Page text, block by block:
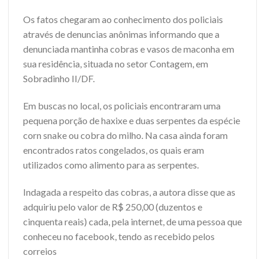
Os fatos chegaram ao conhecimento dos policiais
através de denuncias anônimas informando que a
denunciada mantinha cobras e vasos de maconha em
sua residência, situada no setor Contagem, em
Sobradinho II/DF.
Em buscas no local, os policiais encontraram uma
pequena porção de haxixe e duas serpentes da espécie
corn snake ou cobra do milho. Na casa ainda foram
encontrados ratos congelados, os quais eram
utilizados como alimento para as serpentes.
Indagada a respeito das cobras, a autora disse que as
adquiriu pelo valor de R$ 250,00 (duzentos e
cinquenta reais) cada, pela internet, de uma pessoa que
conheceu no facebook, tendo as recebido pelos
correios